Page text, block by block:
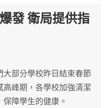
發 衛局提供指
大部分學校昨日結束春節
峰期，各學校加強清潔
障學生的健康。